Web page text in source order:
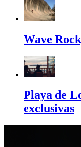
Wave
Playa de
exclusivas